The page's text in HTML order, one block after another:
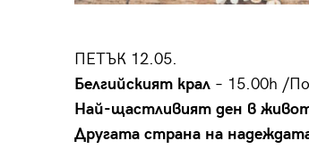
ПЕТЪК 12.05.
Белгийският крал– 15.00h /
Най-щастливият ден в
Другата страна на